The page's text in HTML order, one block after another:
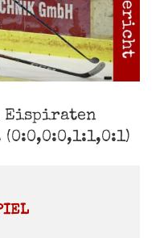
Eispiraten
(0:0,0:0,1:1,0:1)